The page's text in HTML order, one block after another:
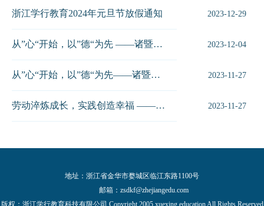
浙江学行教育2024年元旦节放假通知 2023-12-29
从”心“开始，以”德“为先 ——诸暨市高中教师通识培训第二期新闻稿 2023-12-04
从”心“开始，以”德“为先——诸暨市高中教师通识培训新闻稿 2023-11-27
劳动淬炼成长，实践创造幸福 ——记2023下南浔区劳动教育素养提升培训... 2023-11-27
地址：浙江省金华市婺城区临江东路1100号
邮箱： zsdkf@zhejiangedu.com
版权：浙江学行教育科技有限公司 Copyright 2005 xuexing education All Rights Reserved